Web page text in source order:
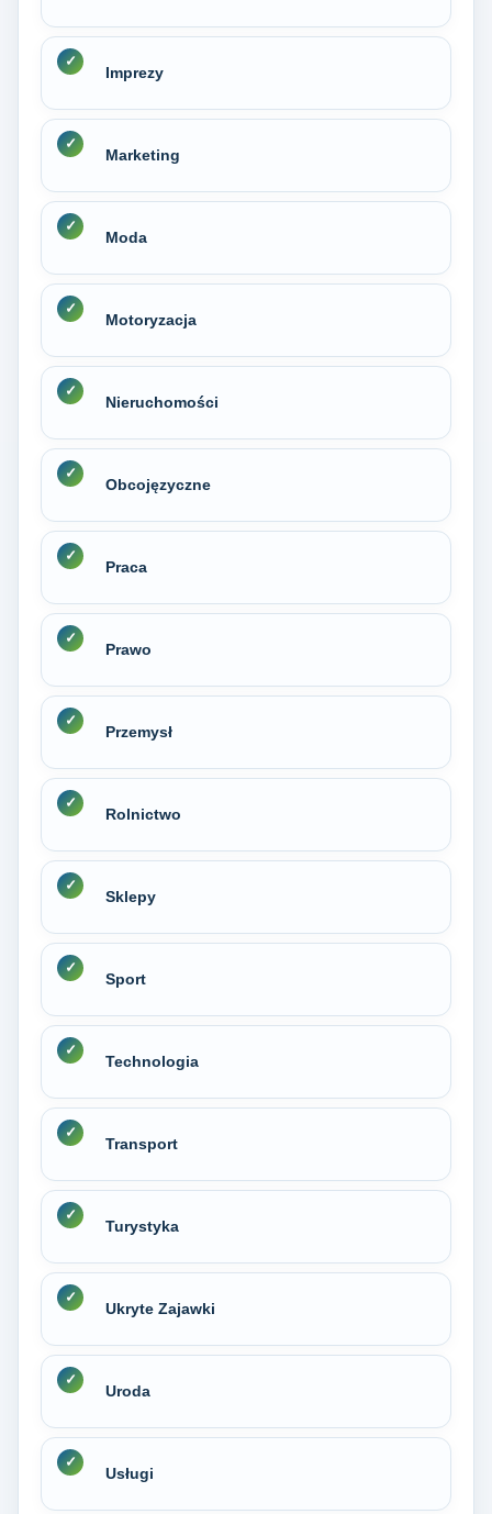
Imprezy
Marketing
Moda
Motoryzacja
Nieruchomości
Obcojęzyczne
Praca
Prawo
Przemysł
Rolnictwo
Sklepy
Sport
Technologia
Transport
Turystyka
Ukryte Zajawki
Uroda
Usługi